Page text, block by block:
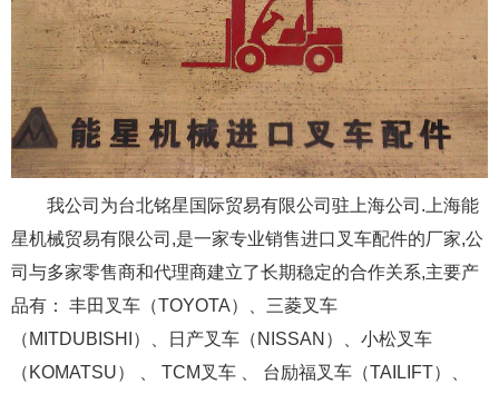
我公司为台北铭星国际贸易有限公司驻上海公司.上海能
星机械贸易有限公司,是一家专业销售进口叉车配件的厂家,公
司与多家零售商和代理商建立了长期稳定的合作关系,主要产
品有： 丰田叉车（TOYOTA）、三菱叉车
（MITDUBISHI）、日产叉车（NISSAN）、小松叉车
（KOMATSU） 、 TCM叉车 、 台励福叉车（TAILIFT）、